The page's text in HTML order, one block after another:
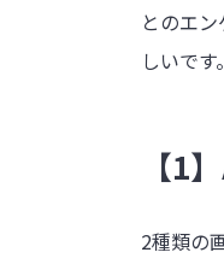
とのエ
しいで
【1
2種類の